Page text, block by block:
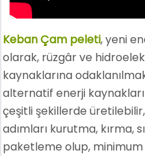
Keban Çam peleti, yeni
olarak, rüzgâr ve
kaynaklarına
alternatif enerji
çeşitli şekillerde
adımları kurutma, kırma,
paketleme olup,